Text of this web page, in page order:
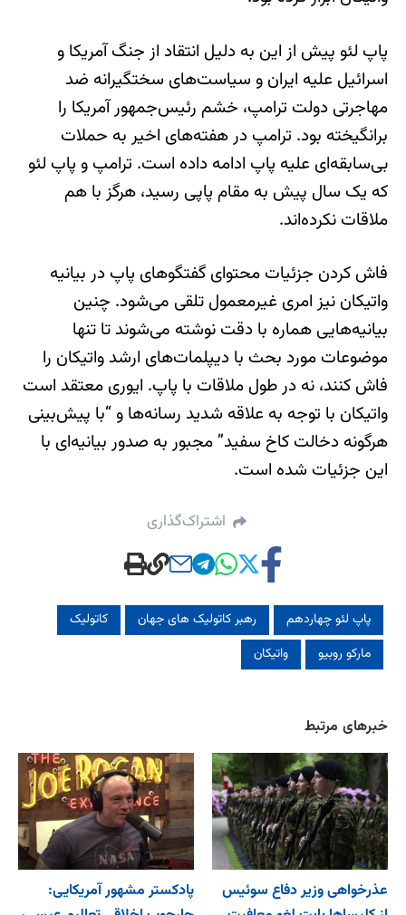
پاپ لئو پیش از این به دلیل انتقاد از جنگ آمریکا و
اسرائیل علیه ایران و سیاست‌های سختگیرانه ضد
مهاجرتی دولت ترامپ، خشم رئیس‌جمهور آمریکا را
برانگیخته بود. ترامپ در هفته‌های اخیر به حملات
بی‌سابقه‌ای علیه پاپ ادامه داده است. ترامپ و پاپ لئو
که یک سال پیش به مقام پاپی رسید، هرگز با هم
ملاقات نکرده‌اند.
فاش کردن جزئیات محتوای گفتگوهای پاپ در بیانیه
واتیکان نیز امری غیرمعمول تلقی می‌شود. چنین
بیانیه‌هایی هماره با دقت نوشته می‌شوند تا تنها
موضوعات مورد بحث با دیپلمات‌های ارشد واتیکان را
فاش کنند، نه در طول ملاقات با پاپ. ایوری معتقد است
واتیکان با توجه به علاقه شدید رسانه‌ها و “با پیش‌بینی
هرگونه دخالت کاخ سفید” مجبور به صدور بیانیه‌ای با
این جزئیات شده است.
اشتراک‌گذاری
پاپ لئو چهاردهم رهبر کاتولیک های جهان
کاتولیک‌
مارکو روبیو
واتیکان
خبرهای مرتبط
عذرخواهی وزیر دفاع سوئیس
پادکستر مشهور آمریکایی: